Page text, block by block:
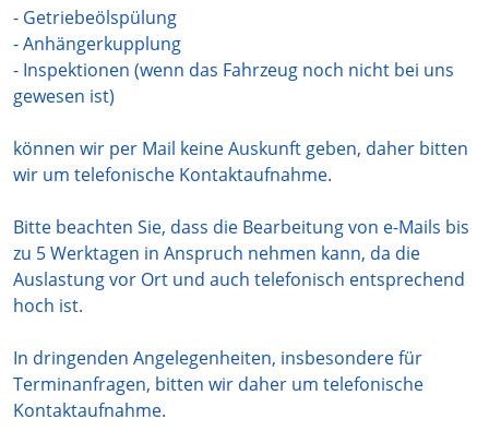
- Getriebeölspülung
- Anhängerkupplung
- Inspektionen (wenn das Fahrzeug noch nicht bei uns
gewesen ist)
können wir per Mail keine Auskunft geben, daher bitten
wir um telefonische Kontaktaufnahme.
Bitte beachten Sie, dass die Bearbeitung von e-Mails bis
zu 5 Werktagen in Anspruch nehmen kann, da die
Auslastung vor Ort und auch telefonisch entsprechend
hoch ist.
In dringenden Angelegenheiten, insbesondere für
Terminanfragen, bitten wir daher um telefonische
Kontaktaufnahme.